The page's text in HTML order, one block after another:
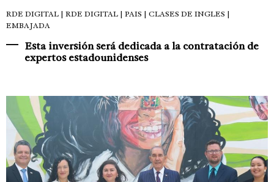
RDE DIGITAL | RDE DIGITAL | PAIS | CLASES DE INGLES |
EMBAJADA
Esta inversión será dedicada a la contratación de
expertos estadounidenses